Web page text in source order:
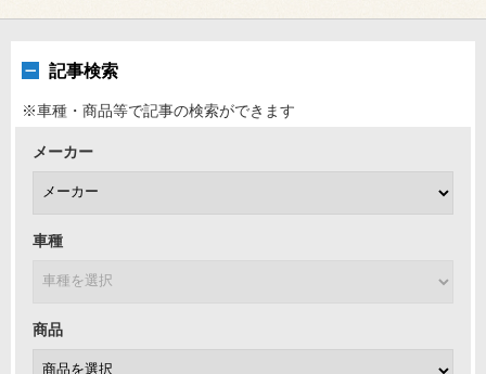
記事検索
※車種・商品等で記事の検索ができます
メーカー
車種
商品